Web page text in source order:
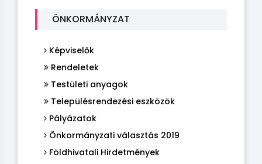
ÖNKORMÁNYZAT
Képviselők
Rendeletek
Testületi anyagok
Településrendezési eszközök
Pályázatok
Önkormányzati választás 2019
Földhivatali Hirdetmények